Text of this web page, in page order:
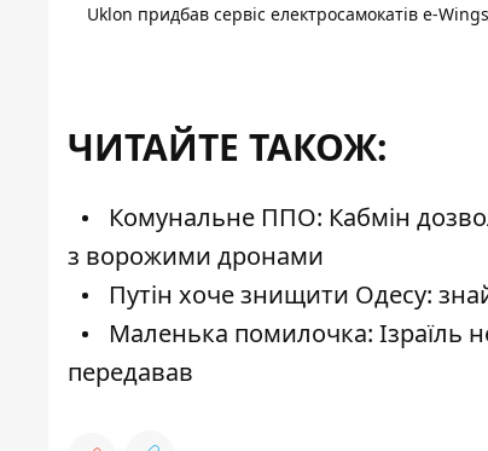
Uklon придбав сервіс електросамокатів e-Wings
ЧИТАЙТЕ ТАКОЖ:
Комунальне ППО: Кабмін
з ворожими дронами
Путін хоче знищити Одесу:
Маленька помилочка: Ізраїль
передавав